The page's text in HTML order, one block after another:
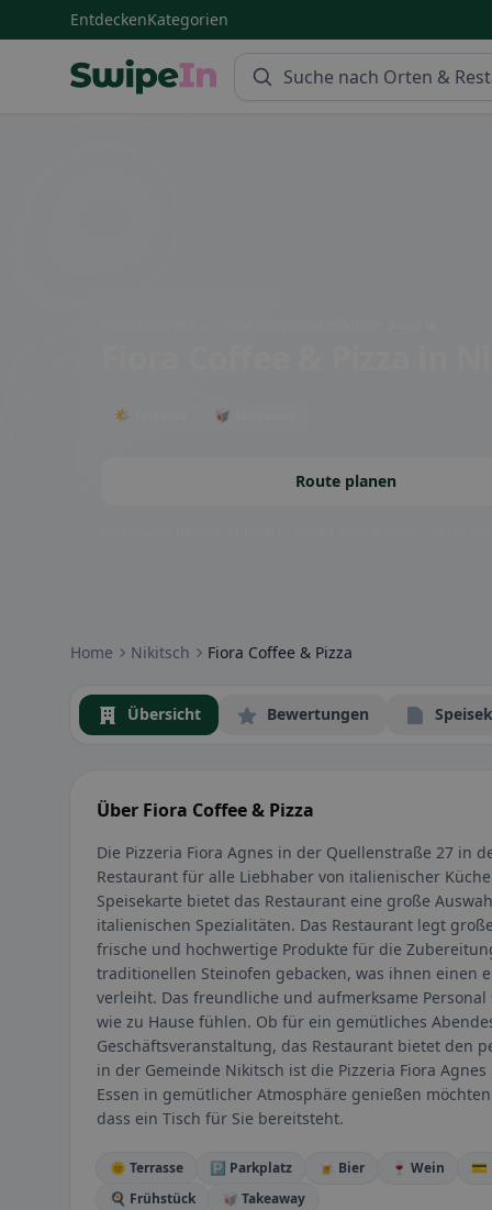
EntdeckenKategorien
🌤 Terrasse 🥡 Takeaway
Route planen
Home Nikitsch Fiora Coffee & Pizza
Übersicht Bewertungen
Über Fiora Coffee & Pizza
Die Pizzeria Fiora Agnes in der Quellenstraße 27 in
Restaurant für alle Liebhaber von italienischer
Speisekarte bietet das Restaurant eine große
italienischen Spezialitäten. Das Restaurant legt
frische und hochwertige Produkte für die
traditionellen Steinofen gebacken, was ihnen einen
verleiht. Das freundliche und aufmerksame
wie zu Hause fühlen. Ob für ein gemütliches
Geschäftsveranstaltung, das Restaurant bietet den
in der Gemeinde Nikitsch ist die Pizzeria Fiora
Essen in gemütlicher Atmosphäre genießen
dass ein Tisch für Sie bereitsteht.
🌞 Terrasse 🅿️ Parkplatz 🍺 Bier 🍷 Wein 💳
🍳 Frühstück
🥡 Takeaway